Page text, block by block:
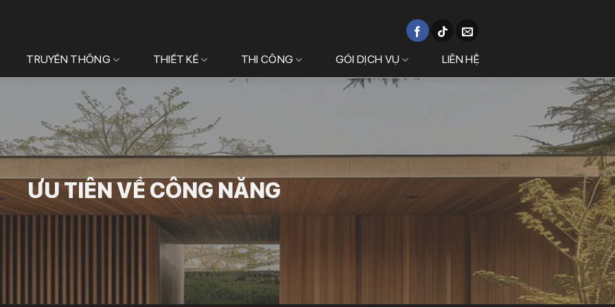
TRUYỀN THÔNG THIẾT KẾ THI CÔNG GÓI DỊCH VỤ LIÊN HỆ
ƯU TIÊN VỀ CÔNG NĂNG